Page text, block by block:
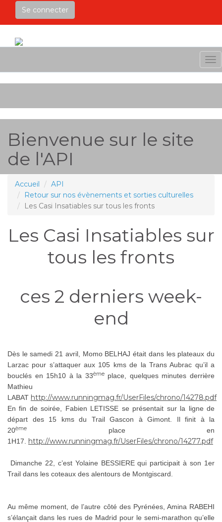
Se connecter
Bienvenue sur le site
de l'API
Accueil
API
Retour sur nos évènements et sorties culturelles
Les Casi Insatiables sur tous les fronts
Les Casi Insatiables sur
tous les fronts
ces 2 derniers week-
end
Dès le samedi 21 avril, Momo BELHAJ était dans les plateaux du
Larzac pour s’attaquer aux 105 kms de la Trans Aubrac qu’il a
bouclés en 15h10 à la 33èmeplace, quelques minutes derrière
Mathieu
LABAT http://www.runningmag.fr/UserFiles/chrono/14278.pdf
En fin de soirée, Fabien LETISSE se présentait sur la ligne de
départ des 15 kms du Trail Gascon à Gimont. Il finit à la
20ème
place en
1H17. http://www.runningmag.fr/UserFiles/chrono/14277.pdf
Dimanche 22, c’est Yolaine BESSIERE qui participait à son 1er
Trail dans les coteaux des alentours de Montgiscard.
Au même moment, de l’autre côté des Pyrénées, Amina RABEHI
s’élançait dans les rues de Madrid pour le semi-marathon qu’elle